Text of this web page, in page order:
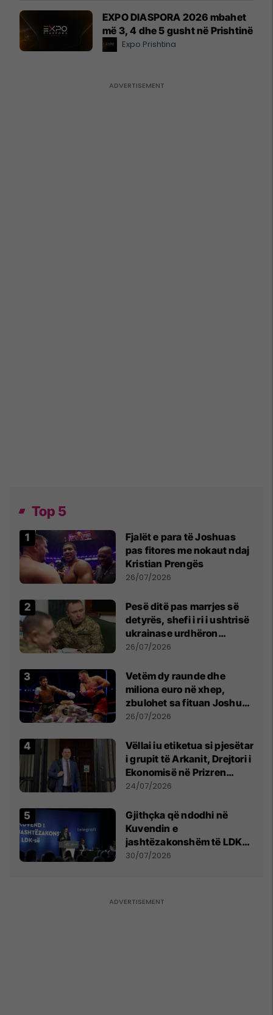
EXPO DIASPORA 2026 mbahet
më 3, 4 dhe 5 gusht në Prishtinë
Expo Prishtina
Top 5
Fjalët e para të Joshuas
pas fitores me nokaut ndaj
Kristian Prengës
26/07/2026
Pesë ditë pas marrjes së
detyrës, shefi i ri i ushtrisë
ukrainase urdhëron
kontroll të madh
26/07/2026
Vetëm dy raunde dhe
miliona euro në xhep,
zbulohet sa fituan Joshua
e Prenga
26/07/2026
Vëllai iu etiketua si pjesëtar
i grupit të Arkanit, Drejtori i
Ekonomisë në Prizren
mohon pretendimet
24/07/2026
Gjithçka që ndodhi në
Kuvendin e
jashtëzakonshëm të LDK-
së
30/07/2026